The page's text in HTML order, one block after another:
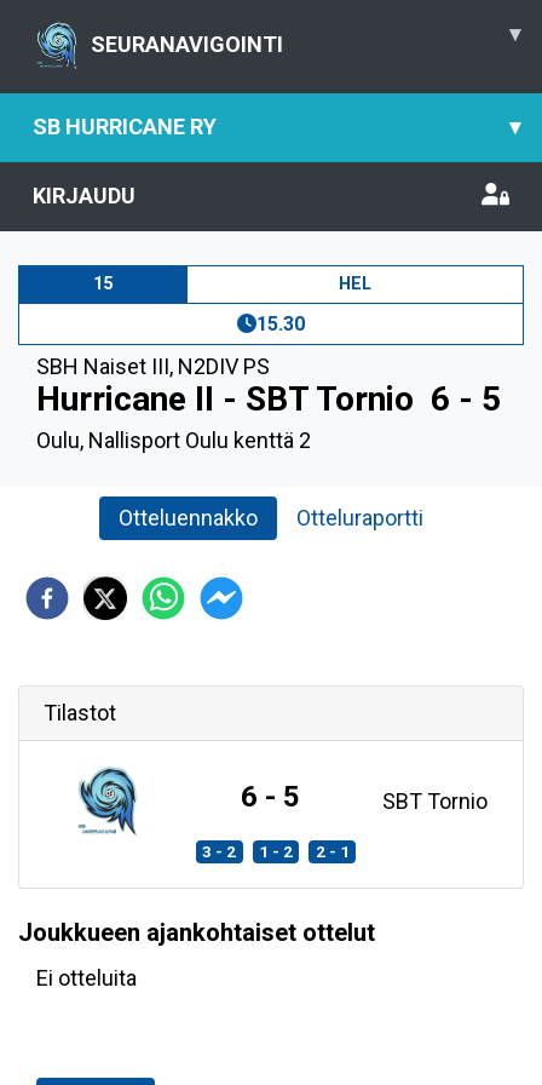
SEURANAVIGOINTI ▾
SB HURRICANE RY ▾
KIRJAUDU
15 HEL
15.30
SBH Naiset III, N2DIV PS
Hurricane II - SBT Tornio 6 - 5
Oulu, Nallisport Oulu kenttä 2
Otteluennakko Otteluraportti
Tilastot
6 - 5 SBT Tornio
3 - 2 1 - 2 2 - 1
Joukkueen ajankohtaiset ottelut
Ei otteluita